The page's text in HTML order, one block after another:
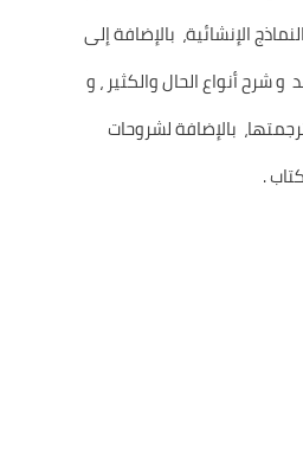
الإنشائية، بالإضافة إلى
شرح أنواع الحال والكثير ، و
بالإضافة لشروحات
.